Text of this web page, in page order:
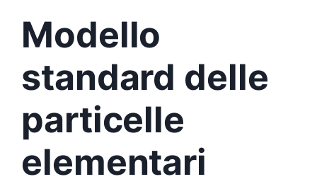
Modello
standard delle
particelle
elementari